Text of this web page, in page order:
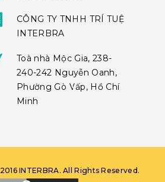
CÔNG TY TNHH TRÍ TUỆ
INTERBRA
Toà nhà Mộc Gia, 238-
240-242 Nguyễn Oanh,
Phường Gò Vấp, Hồ Chí
Minh
2016 INTERBRA. All Rights Reserved.